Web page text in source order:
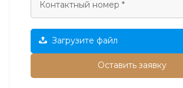
Загрузите файл
Оставить заявку